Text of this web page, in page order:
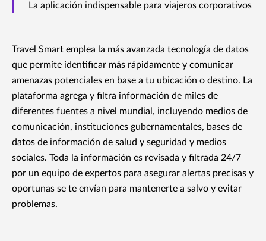
La aplicación indispensable para viajeros corporativos
Travel Smart emplea la más avanzada tecnología de datos
que permite identificar más rápidamente y comunicar
amenazas potenciales en base a tu ubicación o destino. La
plataforma agrega y filtra información de miles de
diferentes fuentes a nivel mundial, incluyendo medios de
comunicación, instituciones gubernamentales, bases de
datos de información de salud y seguridad y medios
sociales. Toda la información es revisada y filtrada 24/7
por un equipo de expertos para asegurar alertas precisas y
oportunas se te envían para mantenerte a salvo y evitar
problemas.